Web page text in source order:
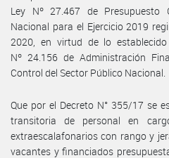
Ley Nº 27.467 de Presupuesto
Nacional para el Ejercicio 2019
2020, en virtud de lo
Nº 24.156 de Administración
Control del Sector Público Nacional.
Que por el Decreto N° 355/17 se
transitoria de personal en
extraescalafonarios con rango y
vacantes y financiados